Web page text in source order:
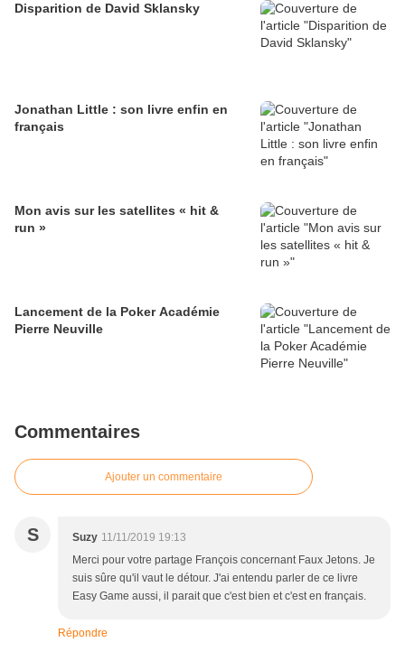
Disparition de David Sklansky
Jonathan Little : son livre enfin en
français
Mon avis sur les satellites « hit &
run »
Lancement de la Poker Académie
Pierre Neuville
Commentaires
Ajouter un commentaire
S Suzy 11/11/2019 19:13
Merci pour votre partage François concernant Faux Jetons. Je
suis sûre qu'il vaut le détour. J'ai entendu parler de ce livre
Easy Game aussi, il parait que c'est bien et c'est en français.
Répondre